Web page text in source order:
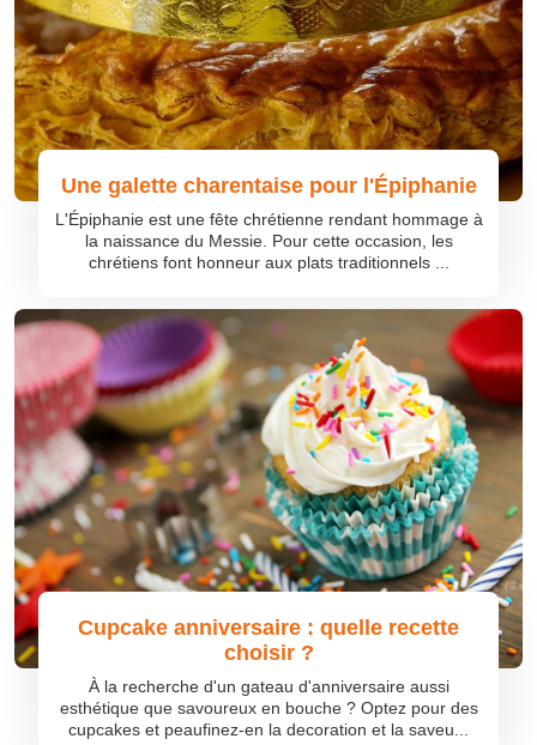
Une galette charentaise pour l'Épiphanie
L'Épiphanie est une fête chrétienne rendant hommage à
la naissance du Messie. Pour cette occasion, les
chrétiens font honneur aux plats traditionnels ...
Cupcake anniversaire : quelle recette
choisir ?
À la recherche d'un gateau d'anniversaire aussi
esthétique que savoureux en bouche ? Optez pour des
cupcakes et peaufinez-en la decoration et la saveu...